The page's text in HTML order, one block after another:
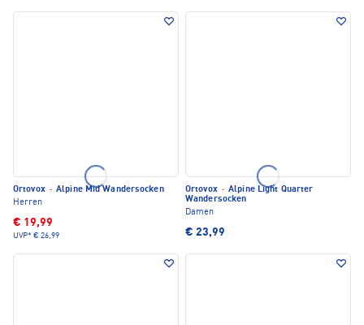
Ortovox · Alpine Mid Wandersocken
Herren
€ 19,99
UVP* € 26,99
Ortovox · Alpine Light Quarter
Wandersocken
Damen
€ 23,99